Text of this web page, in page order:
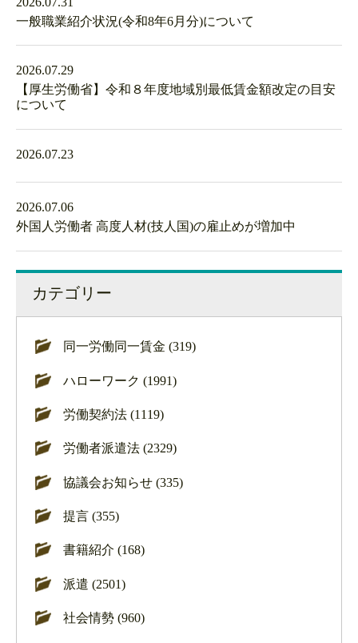
一般職業紹介状況(令和8年6月分)について
2026.07.29
【厚生労働省】令和８年度地域別最低賃金額改定の目安
について
2026.07.23
2026.07.06
外国人労働者 高度人材(技人国)の雇止めが増加中
カテゴリー
同一労働同一賃金 (319)
ハローワーク (1991)
労働契約法 (1119)
労働者派遣法 (2329)
協議会お知らせ (335)
提言 (355)
書籍紹介 (168)
派遣 (2501)
社会情勢 (960)